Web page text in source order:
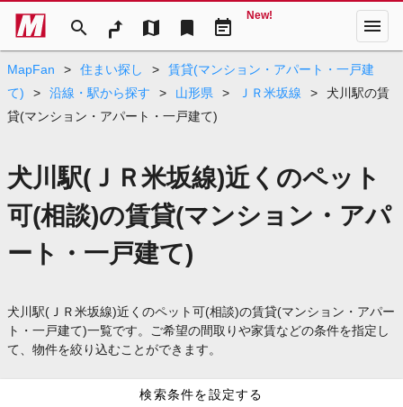
search map bookmark event_note
New! menu
MapFan > 住まい探し >
賃貸(マンション・アパート・一戸建
て)
> 沿線・駅から探す > 山形県 > ＪＲ米坂線 >
犬川駅の賃
貸(マンション・アパート・一戸建て)
犬川駅(ＪＲ米坂線)近くのペット
可(相談)の賃貸(マンション・アパ
ート・一戸建て)
犬川駅(ＪＲ米坂線)近くのペット可(相談)の賃貸(マンション・アパー
ト・一戸建て)一覧です。ご希望の間取りや家賃などの条件を指定し
て、物件を絞り込むことができます。
検索条件を設定する